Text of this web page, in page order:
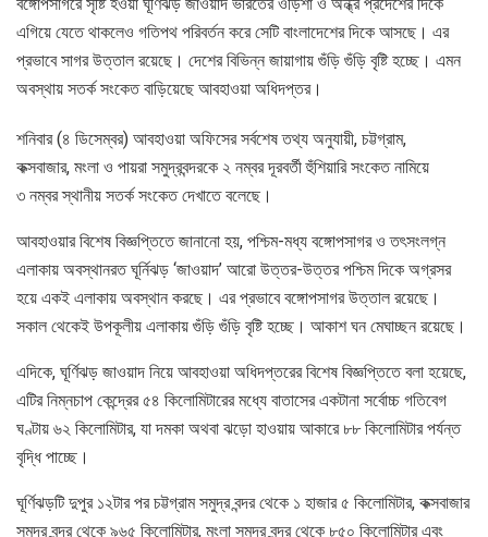
এগিয়ে যেতে থাকলেও গতিপথ পরিবর্তন করে সেটি বাংলাদেশের দিকে আসছে। এর
প্রভাবে সাগর উত্তাল রয়েছে। দেশের বিভিন্ন জায়াগায় গুঁড়ি গুঁড়ি বৃষ্টি হচ্ছে। এমন
অবস্থায় সতর্ক সংকেত বাড়িয়েছে আবহাওয়া অধিদপ্তর।
শনিবার (৪ ডিসেম্বর) আবহাওয়া অফিসের সর্বশেষ তথ্য অনুযায়ী, চট্টগ্রাম,
কক্সবাজার, মংলা ও পায়রা সমুদ্রবন্দরকে ২ নম্বর দূরবর্তী হুঁশিয়ারি সংকেত নামিয়ে
৩ নম্বর স্থানীয় সতর্ক সংকেত দেখাতে বলেছে।
আবহাওয়ার বিশেষ বিজ্ঞপ্তিতে জানানো হয়, পশ্চিম-মধ্য বঙ্গোপসাগর ও তৎসংলগ্ন
এলাকায় অবস্থানরত ঘূর্নিঝড় ‘জাওয়াদ’ আরো উত্তর-উত্তর পশ্চিম দিকে অগ্রসর
হয়ে একই এলাকায় অবস্থান করছে। এর প্রভাবে বঙ্গোপসাগর উত্তাল রয়েছে।
সকাল থেকেই উপকূলীয় এলাকায় গুঁড়ি গুঁড়ি বৃষ্টি হচ্ছে। আকাশ ঘন মেঘাচ্ছন রয়েছে।
এদিকে, ঘূর্ণিঝড় জাওয়াদ নিয়ে আবহাওয়া অধিদপ্তরের বিশেষ বিজ্ঞপ্তিতে বলা হয়েছে,
এটির নিম্নচাপ কেন্দ্রের ৫৪ কিলোমিটারের মধ্যে বাতাসের একটানা সর্বোচ্চ গতিবেগ
ঘণ্টায় ৬২ কিলোমিটার, যা দমকা অথবা ঝড়ো হাওয়ায় আকারে ৮৮ কিলোমিটার পর্যন্ত
বৃদ্ধি পাচ্ছে।
ঘূর্ণিঝড়টি দুপুর ১২টার পর চট্টগ্রাম সমুদ্র বন্দর থেকে ১ হাজার ৫ কিলোমিটার, কক্সবাজার
সমুদ্র বন্দর থেকে ৯৬৫ কিলোমিটার, মংলা সমুদ্র বন্দর থেকে ৮৫০ কিলোমিটার এবং